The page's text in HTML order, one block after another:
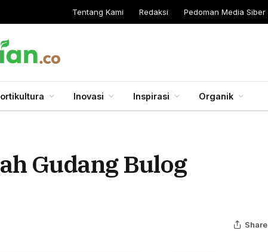
Tentang Kami Redaksi Pedoman Media Siber
Inovasi Inspirasi Organik
Gudang Bulog
Share